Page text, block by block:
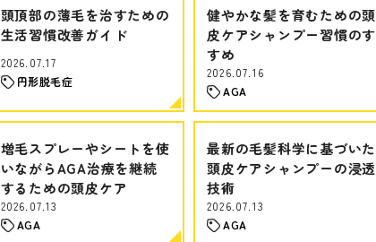
頭頂部の薄毛を治すための
生活習慣改善ガイド
2026.07.17
円形脱毛症
健やかな髪を育むための頭
皮ケアシャンプー習慣のす
すめ
2026.07.16
AGA
増毛スプレーやシートを使
いながらAGA治療を継続
するための頭皮ケア
2026.07.13
AGA
最新の毛髪科学に基づいた
頭皮ケアシャンプーの浸透
技術
2026.07.13
AGA